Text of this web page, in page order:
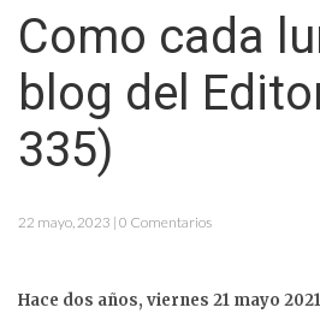
Como cada
blog del
335)
22 mayo, 2023 | 0 Comentarios
Hace dos años, viernes 21 mayo 2021